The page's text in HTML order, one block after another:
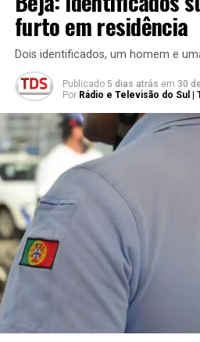
furto em residência
Dois identificados, um homem e
Publicado 5 dias atrás em 30
Por Rádio e Televisão do Sul |